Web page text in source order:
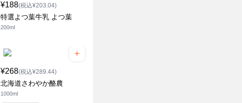
¥188(税込¥203.04)
特選よつ葉牛乳 よつ葉
200ml
¥268(税込¥289.44)
北海道さわやか酪農
1000ml